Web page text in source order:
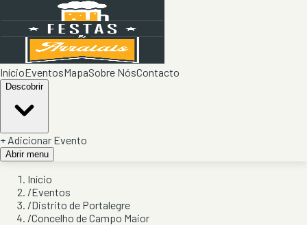
InícioEventosMapaSobre NósContacto
Descobrir
+ Adicionar Evento
Abrir menu
Início
/Eventos
/Distrito de Portalegre
/Concelho de Campo Maior